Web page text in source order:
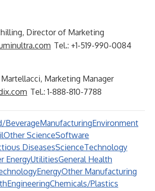
Director of Marketing
Tel.: +1-519-990-0084
Marketing Manager
Tel.: 1-888-810-7788
BeverageManufacturingEnvironment
Other ScienceSoftware
DiseasesScienceTechnology
EnergyUtilitiesGeneral Health
EnergyOther Manufacturing
EngineeringChemicals/Plastics